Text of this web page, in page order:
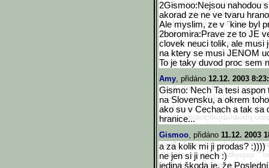
2Gismoo:Nejsou nahodou
akorad ze ne ve tvaru
Ale myslim, ze v ¨kine byl
2boromira:Prave ze to JE
clovek neuci tolik, ale musi
na ktery se musi JENOM
To je taky duvod proc sem
Amy, přidáno 12.12. 2003
Gismo: Nech Ta tesi
na Slovensku, a okrem
ako su v Cechach a tak sa
hranice...
Gismoo, přidáno 11.12. 2003
a za kolik mi ji prodas? :))))
ne jen si ji nech :)
jedina škoda je, že